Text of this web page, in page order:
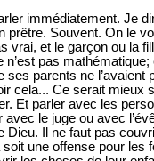
immédiatement. Je
prêtre. Souvent. On le
vrai, et le garçon ou la
pas
parents ne l’avaient
cela... Ce serait mieux
Et parler avec les
avec le juge ou avec
Dieu. Il ne faut pas
une offense pour les